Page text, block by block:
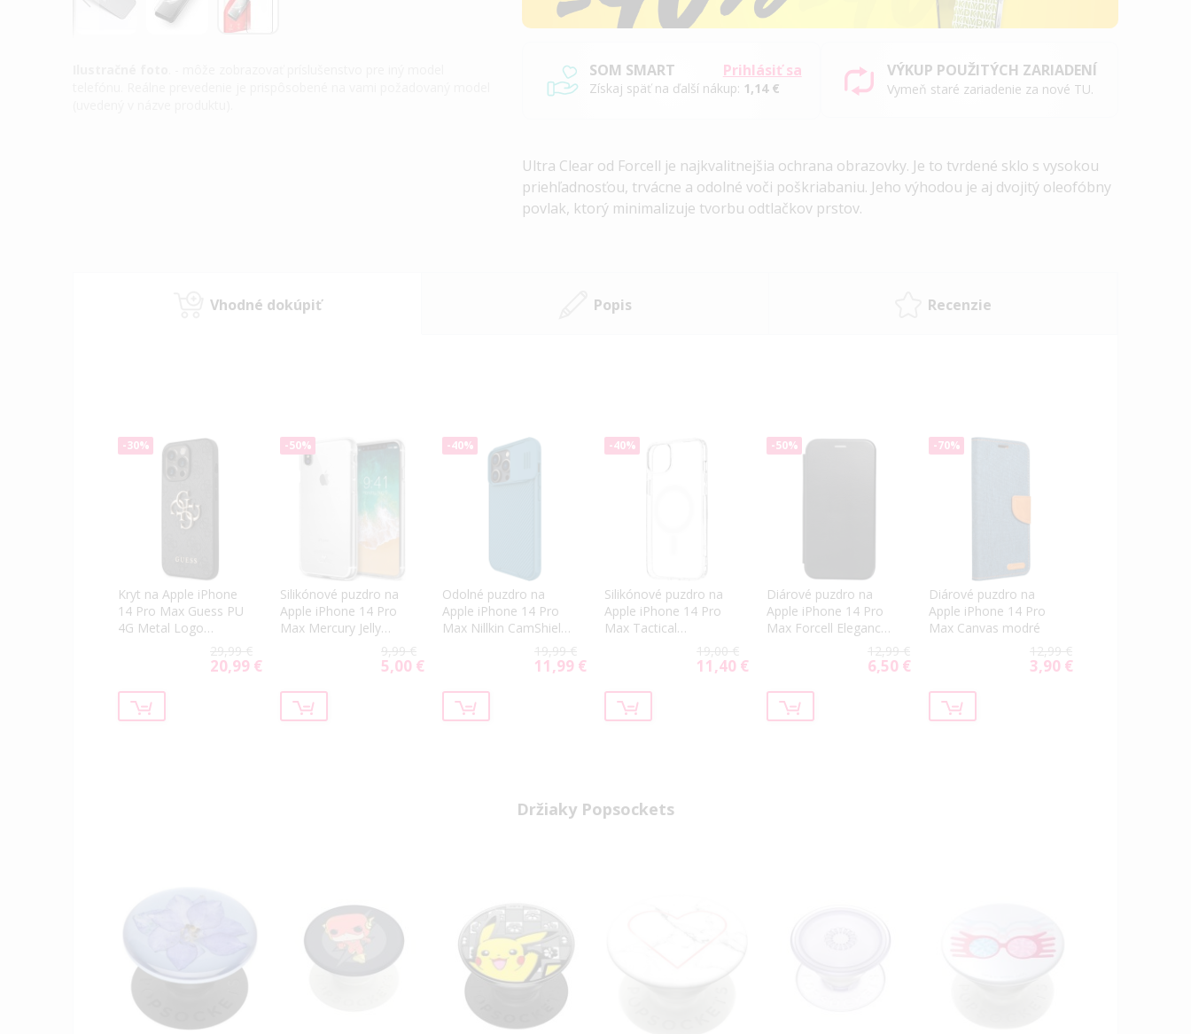
Prihlásiť sa
SOM SMART
Získaj späť na ďalší nákup: 1,14 €
VÝKUP POUŽITÝCH ZARIADENÍ
Vymeň staré zariadenie za nové TU.
Ultra Clear od Forcell je najkvalitnejšia ochrana obrazovky. Je to tvrdené sklo s vysokou
priehľadnosťou, trvácne a odolné voči poškriabaniu. Jeho výhodou je aj dvojitý oleofóbny
povlak, ktorý minimalizuje tvorbu odtlačkov prstov.
Vhodné dokúpiť Popis Recenzie
-30%
Kryt na Apple iPhone
14 Pro Max Guess PU
4G Metal Logo
GUHCP14X4GMGGR29,99 €
Special
20,99 €
-50%
Silikónové puzdro na
Apple iPhone 14 Pro
Max Mercury Jelly
9,99 €
Special
5,00 €
-40%
Odolné puzdro na
Apple iPhone 14 Pro
Max Nillkin CamShield
19,99 €
Special
11,99 €
-40%
Silikónové puzdro na
Apple iPhone 14 Pro
Max Tactical
19,00 €
Special
11,40 €
-50%
Diárové puzdro na
Apple iPhone 14 Pro
Max Forcell Elegance
12,99 €
Special
6,50 €
-70%
Diárové puzdro na
Apple iPhone 14 Pro
Max Canvas modré
12,99 €
Special
3,90 €
Držiaky Popsockets